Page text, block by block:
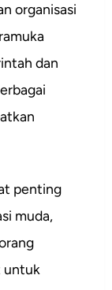
organisasi
dan
penting
muda,
untuk